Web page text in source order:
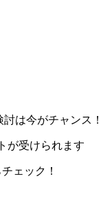
は今がチャンス！
が受けられます
ェック！